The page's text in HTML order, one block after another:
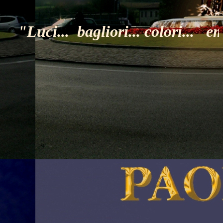
bagliori... colori...